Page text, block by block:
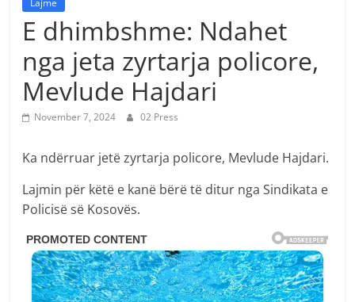
E dhimbshme: Ndahet
nga jeta zyrtarja policore,
Mevlude Hajdari
November 7, 2024 02 Press
Ka ndërruar jetë zyrtarja policore, Mevlude Hajdari.
Lajmin për këtë e kanë bërë të ditur nga Sindikata e
Policisë së Kosovës.